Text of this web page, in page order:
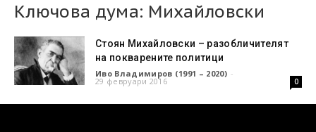
Ключова дума: Михайловски
Стоян Михайловски – разобличителят
на покварените политици
Иво Владимиров (1991 – 2020) -
29 февруари 2016 0